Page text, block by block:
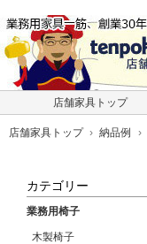
店舗家具トップ
店舗家具トップ 納品例
カテゴリー
業務用椅子
木製椅子